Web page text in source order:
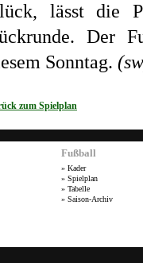
lässt die
Der
Sonntag.
zum Spielplan
Fußball
» Kader
» Spielplan
» Tabelle
» Saison-Archiv